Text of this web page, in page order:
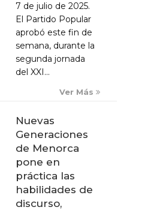
7 de julio de 2025.
El Partido Popular
aprobó este fin de
semana, durante la
segunda jornada
del XXI...
Ver Más
Nuevas
Generaciones
de Menorca
pone en
práctica las
habilidades de
discurso,